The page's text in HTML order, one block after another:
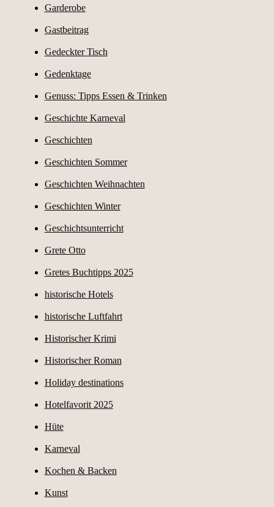
Garderobe
Gastbeitrag
Gedeckter Tisch
Gedenktage
Genuss: Tipps Essen & Trinken
Geschichte Karneval
Geschichten
Geschichten Sommer
Geschichten Weihnachten
Geschichten Winter
Geschichtsunterricht
Grete Otto
Gretes Buchtipps 2025
historische Hotels
historische Luftfahrt
Historischer Krimi
Historischer Roman
Holiday destinations
Hotelfavorit 2025
Hüte
Karneval
Kochen & Backen
Kunst